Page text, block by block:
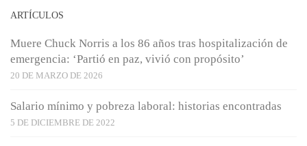
ARTÍCULOS
Muere Chuck Norris a los 86 años tras hospitalización de
emergencia: ‘Partió en paz, vivió con propósito’
20 DE MARZO DE 2026
Salario mínimo y pobreza laboral: historias encontradas
5 DE DICIEMBRE DE 2022